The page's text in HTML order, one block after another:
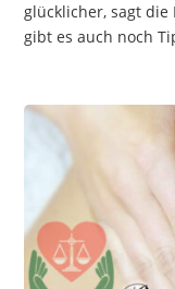
glücklicher, sagt die
gibt es auch noch